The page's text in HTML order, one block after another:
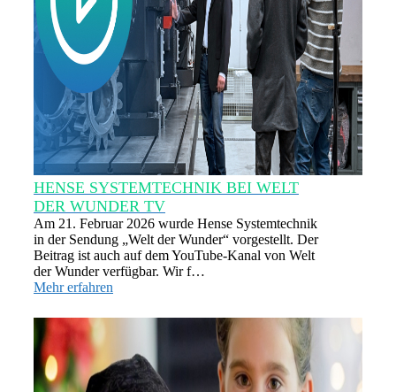
HENSE SYSTEMTECHNIK BEI WELT
DER WUNDER TV
Am 21. Februar 2026 wurde Hense Systemtechnik
in der Sendung „Welt der Wunder“ vorgestellt. Der
Beitrag ist auch auf dem YouTube-Kanal von Welt
der Wunder verfügbar. Wir f…
Mehr erfahren